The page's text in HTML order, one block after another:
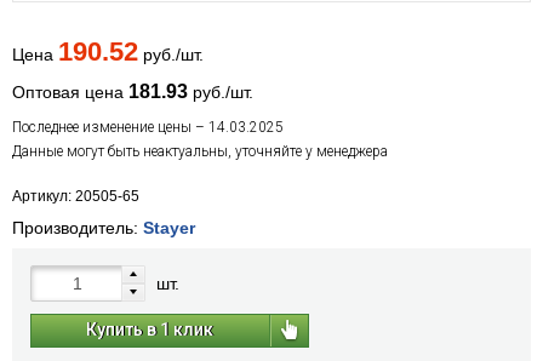
Цена 190.52 руб./шт.
Оптовая цена 181.93 руб./шт.
Последнее изменение цены – 14.03.2025
Данные могут быть неактуальны, уточняйте у менеджера
Артикул: 20505-65
Производитель: Stayer
шт.
Купить в 1 клик